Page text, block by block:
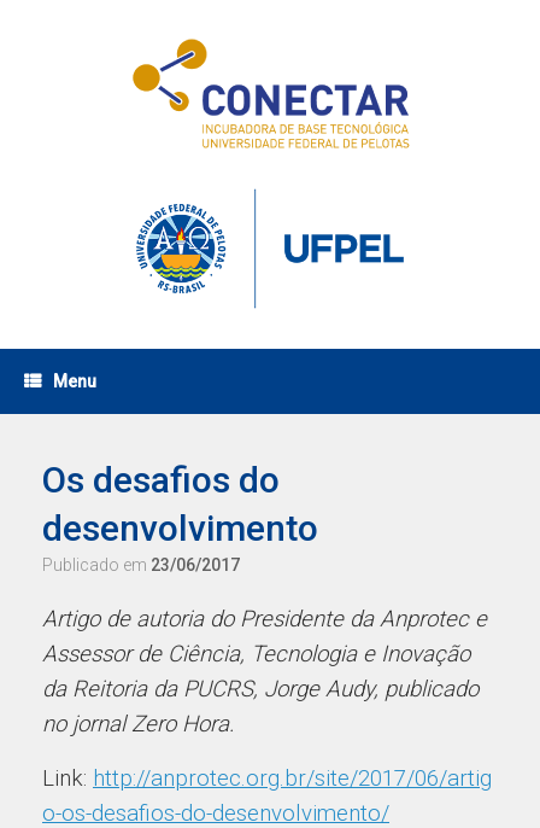
Menu
Os desafios do
desenvolvimento
Publicado em 23/06/2017
Artigo de autoria do Presidente da Anprotec e
Assessor de Ciência, Tecnologia e Inovação
da Reitoria da PUCRS, Jorge Audy, publicado
no jornal Zero Hora.
Link: http://anprotec.org.br/site/2017/06/artig
o-os-desafios-do-desenvolvimento/